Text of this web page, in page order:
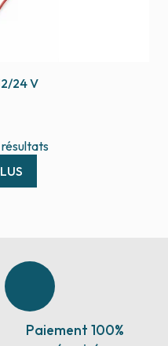
24 V
résultats
Paiement 100%